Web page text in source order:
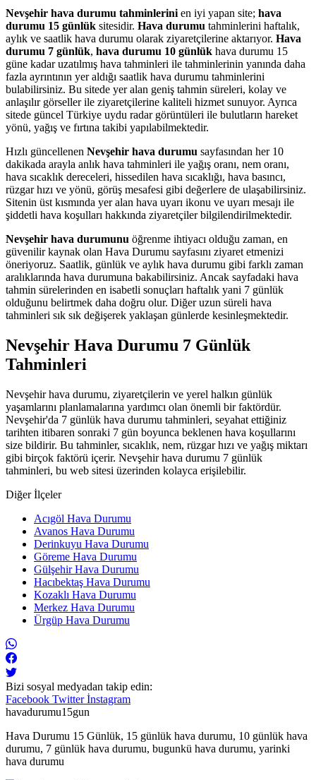
Nevşehir hava durumu tahminlerini en iyi yapan site; hava
durumu 15 günlük sitesidir. Hava durumu tahminlerini haftalık,
aylık ve saatlik hava durumu olarak ziyaretçilerine aktarıyor. Hava
durumu 7 günlük, hava durumu 10 günlük hava durumu 15
güne kadar uzatılmış hava tahminleri ile tahminlerinin yanında daha
fazla ayrıntının yer aldığı saatlik hava durumu tahminlerini
bulabilirsiniz. Bu sitede yer alan geniş tahmin süreleri, kolay ve
anlaşılır görseller ile ziyaretçilerine kaliteli hizmet sunuyor. Ayrıca
sitede güncel Türkiye uydu radar görüntüleri ile bulutların hareket
yönü, yağış ve fırtına takibi yapılabilmektedir.
Hızlı güncellenen Nevşehir hava durumu sayfasından her 10
dakikada arayla anlık hava tahminleri ile yağış oranı, nem oranı,
hava sıcaklık dereceleri, hissedilen hava sıcaklığı, hava basıncı,
rüzgar hızı ve yönü, görüş mesafesi gibi değerlere de ulaşabilirsiniz.
Sitenin üst kısmında yer alan hava uyarı ikonu ve uyarı mesajı ile
şiddetli hava koşulları hakkında ziyaretçiler bilgilendirilmektedir.
Nevşehir hava durumunu öğrenme ihtiyacı olduğu zaman, en
güvenilir kaynak olan Hava Durumu sayfasını ziyaret etmenizi
öneriyoruz. Saatlik, günlük ve aylık hava durumu gibi farklı zaman
aralıklarında hava durumuna bakabilirsiniz. Ancak sayfadaki hava
tahmin sürelerinden en isabetli sonuçları haftalık yani 7 günlük
olduğunu belirtmek daha doğru olur. Diğer uzun süreli hava
tahminleri sık sık değişerek yaklaşan günlerde kesinleşmektedir.
Nevşehir Hava Durumu 7 Günlük
Tahminleri
Nevşehir hava durumu, ziyaretçilerin ve yerel halkın günlük
yaşamlarını planlamalarına yardımcı olan önemli bir faktördür.
Nevşehir'da 7 günlük hava durumu tahminleri, seyahat ettiğiniz
tarihten itibaren sonraki 7 gün boyunca beklenen hava koşullarını
size bildirir. Bu tahminler, sıcaklık, nem, rüzgar hızı ve yağış miktarı
gibi birçok faktörü içerir. Nevşehir hava durumu 7 günlük
tahminleri, bu web sitesi üzerinden kolayca erişilebilir.
Diğer İlçeler
Acıgöl Hava Durumu
Avanos Hava Durumu
Derinkuyu Hava Durumu
Göreme Hava Durumu
Gülşehir Hava Durumu
Hacıbektaş Hava Durumu
Kozaklı Hava Durumu
Merkez Hava Durumu
Ürgüp Hava Durumu
Bizi sosyal medyadan takip edin:
Facebook Twitterİnstagram
havadurumu15gun
Hava Durumu 15 Günlük, 15 günlük hava durumu, 10 günlük hava
durumu, 7 günlük hava durumu, bugunkü hava durumu, yarinki
hava durumu